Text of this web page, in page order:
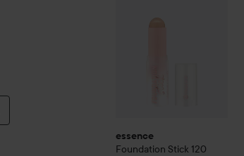
essence
Foundation Stick 120